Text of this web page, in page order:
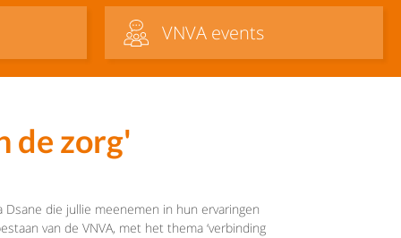
VNVA events
de zorg'
die jullie meenemen in hun ervaringen
van de VNVA, met het thema ‘verbinding